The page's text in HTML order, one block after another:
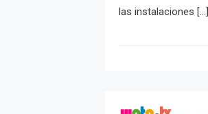
las instalaciones […]